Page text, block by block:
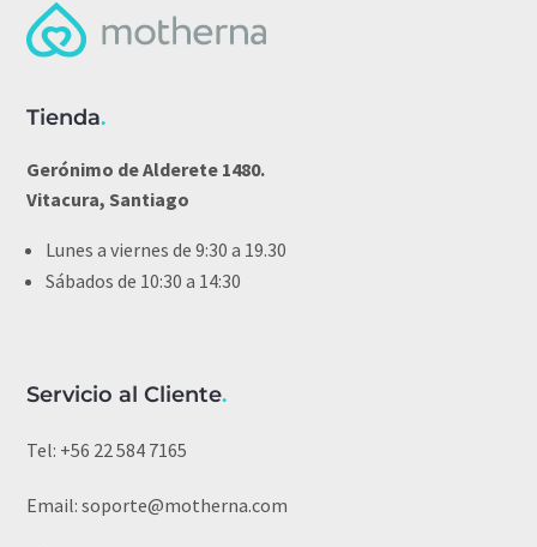
Tienda.
Gerónimo de Alderete 1480.
Vitacura, Santiago
Lunes a viernes de 9:30 a 19.30
Sábados de 10:30 a 14:30
Servicio al Cliente.
Tel: +56 22 584 7165
Email:soporte@motherna.com